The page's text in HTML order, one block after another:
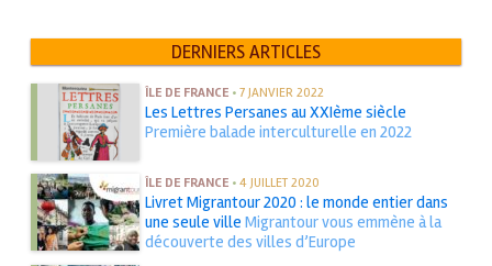
DERNIERS ARTICLES
ÎLE DE FRANCE • 7 JANVIER 2022
Les Lettres Persanes au XXIème siècle
Première balade interculturelle en 2022
ÎLE DE FRANCE • 4 JUILLET 2020
Livret Migrantour 2020 : le monde entier dans
une seule ville Migrantour vous emmène à la
découverte des villes d’Europe